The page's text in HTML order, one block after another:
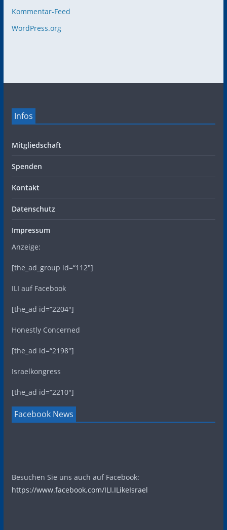
Kommentar-Feed
WordPress.org
Infos
Mitgliedschaft
Spenden
Kontakt
Datenschutz
Impressum
Anzeige:
[the_ad_group id=“112″]
ILI auf Facebook
[the_ad id=“2204″]
Honestly Concerned
[the_ad id=“2198″]
Israelkongress
[the_ad id=“2210″]
Facebook News
Besuchen Sie uns auch auf Facebook:
https://www.facebook.com/ILI.ILikeIsrael